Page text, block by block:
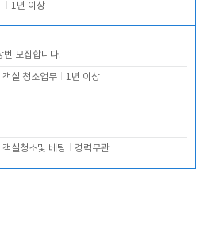
1년 이상
번 모집합니다.
객실 청소업무 1년 이상
객실청소및 베팅 경력무관